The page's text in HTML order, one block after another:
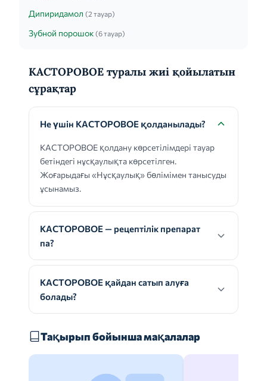
Дипиридамол (2 тауар)
Зубной порошок (6 тауар)
КАСТОРОВОЕ туралы жиі қойылатын
сұрақтар
Не үшін КАСТОРОВОЕ қолданылады?
КАСТОРОВОЕ қолдану көрсетілімдері тауар
бетіндегі нұсқаулықта көрсетілген.
Жоғарыдағы «Нұсқаулық» бөлімімен танысуды
ұсынамыз.
КАСТОРОВОЕ — рецептілік препарат
па?
КАСТОРОВОЕ қайдан сатып алуға
болады?
Тақырып бойынша мақалалар